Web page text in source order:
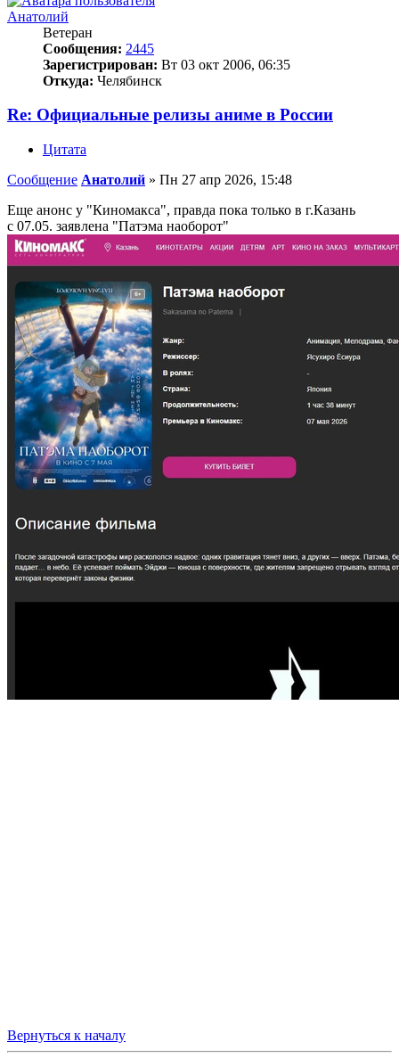
Анатолий
Ветеран
Сообщения: 2445
Зарегистрирован: Вт 03 окт 2006, 06:35
Откуда: Челябинск
Re: Официальные релизы аниме в России
Цитата
Сообщение Анатолий » Пн 27 апр 2026, 15:48
Еще анонс у "Киномакса", правда пока только в г.Казань
с 07.05. заявлена "Патэма наоборот"
Вернуться к началу